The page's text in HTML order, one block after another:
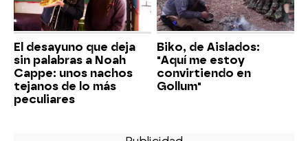
El desayuno que deja
sin palabras a Noah
Cappe: unos nachos
tejanos de lo más
peculiares
Biko, de Aislados:
"Aquí me estoy
convirtiendo en
Gollum"